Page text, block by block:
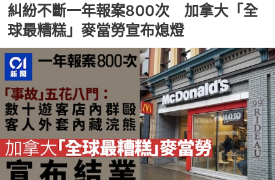
糾紛不斷一年報案800次 加拿大「全
球最糟糕」麥當勞宣布熄燈